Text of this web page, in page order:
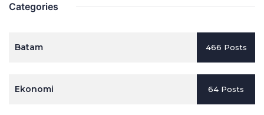
Categories
Batam 466 Posts
Ekonomi 64 Posts